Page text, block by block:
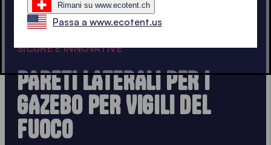
SICURE E INNOVATIVE
PARETI LATERALI PER I
GAZEBO PER VIGILI DEL
FUOCO
Rimani su www.ecotent.ch
Passa a www.ecotent.us